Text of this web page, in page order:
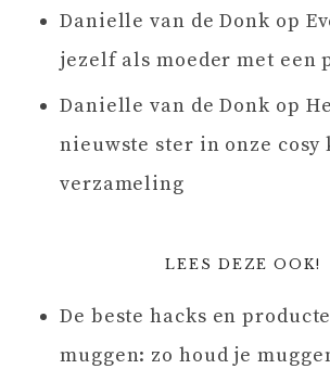
Danielle van de Donk op
jezelf als moeder met een
Danielle van de Donk op
nieuwste ster in onze
verzameling
LEES DEZE OOK!
De beste hacks en
muggen: zo houd je